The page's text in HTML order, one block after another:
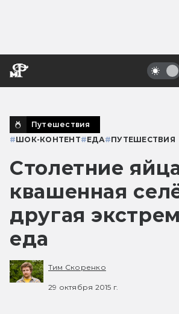
Путешествия
#ШОК-КОНТЕНТ#ЕДА#ПУТЕШЕСТВИЯ
Столетние
квашенная
другая
еда
Тим Скоренко
29 октября 2015 г.